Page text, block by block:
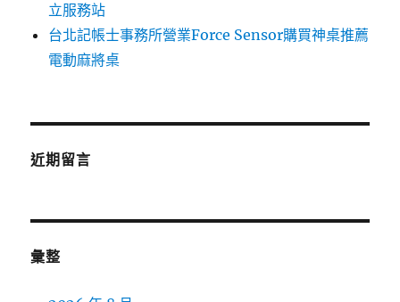
立服務站
台北記帳士事務所營業Force Sensor購買神桌推薦
電動麻將桌
近期留言
彙整